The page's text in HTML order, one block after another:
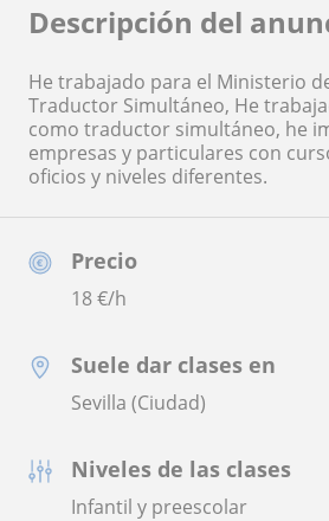
Precio
18€/h
Suele dar clases en
Sevilla (Ciudad)
Niveles de las clases
Infantil y preescolar
Descripción del
He trabajado para el Ministerio
Traductor Simultáneo, He
como traductor simultáneo, he
empresas y particulares con
oficios y niveles diferentes.